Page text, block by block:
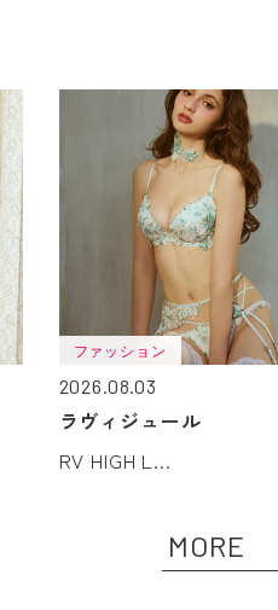
ファッション
2026.08.03
ラヴィジュール
RV HIGH L...
MORE